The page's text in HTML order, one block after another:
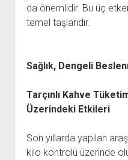
da önemlidir. Bu üç
temel taşlarıdır.
Sağlık, Dengeli
Tarçınlı Kahve
Üzerindeki Etkileri
Son yıllarda yapılan
kilo kontrolü üzerinde